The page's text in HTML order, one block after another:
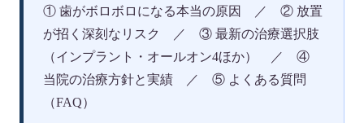
① 歯がボロボロになる本当の原因 ／ ② 放置
が招く深刻なリスク ／ ③ 最新の治療選択肢
（インプラント・オールオン4ほか） ／ ④
当院の治療方針と実績 ／ ⑤ よくある質問
（FAQ）